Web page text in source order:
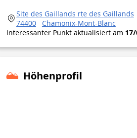
Site des Gaillands rte des Gaillands
74400
Chamonix-Mont-Blanc
Interessanter Punkt aktualisiert am
Höhenprofil